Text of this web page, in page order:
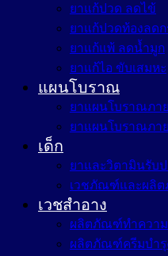
ยาแก้ปวด ลดไข้
ยาแก้ปวดท้องลดก
ยาแก้แพ้ ลดน้ำมูก
ยาแก้ไอ ขับเสมหะ
แผนโบราณ
ยาแผนโบราณภา
ยาแผนโบราณภา
เด็ก
ยาและวิตามินรับป
เวชภัณฑ์และผลิ
เวชสำอาง
ผลิตภัณฑ์ทำความ
ผลิตภัณฑ์ครีมบำรุ